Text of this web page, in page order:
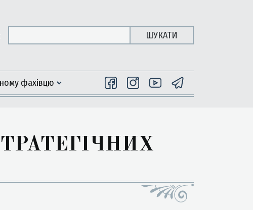
ШУКАТИ
фахiвцю
СТРАТЕГІЧНИХ